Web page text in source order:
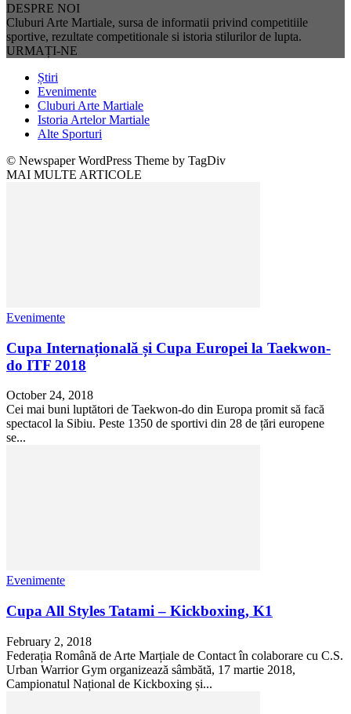
DESPRE NOI
Cluburi Arte Martiale, sursa de informatii privind competitiile
sportive, rezultate competitionale si istoria stilurilor de lupta.
URMAȚI-NE
Știri
Evenimente
Cluburi Arte Martiale
Istoria Artelor Martiale
Alte Sporturi
© Newspaper WordPress Theme by TagDiv
MAI MULTE ARTICOLE
Evenimente
Cupa Internațională și Cupa Europei la Taekwon-
do ITF 2018
October 24, 2018
Cei mai buni luptători de Taekwon-do din Europa promit să facă
spectacol la Sibiu. Peste 1350 de sportivi din 28 de țări europene
se...
Evenimente
Cupa All Styles Tatami – Kickboxing, K1
February 2, 2018
Federația Română de Arte Marțiale de Contact în colaborare cu C.S.
Urban Warrior Gym organizează sâmbătă, 17 martie 2018,
Campionatul Național de Kickboxing și...